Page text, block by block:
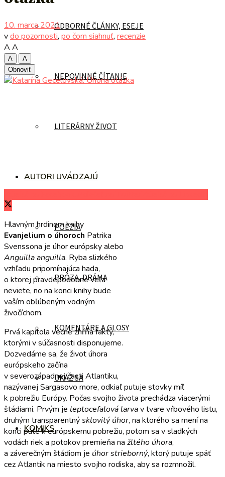
ODBORNÉ ČLÁNKY, ESEJE
NEPOVINNÉ ČÍTANIE
LITERÁRNY ŽIVOT
AUTORI UVÁDZAJÚ
POÉZIA
PRÓZA, DRÁMA
KOMENTÁRE A GLOSY
UKÁŽ SA
KOMIKS
10. marca 2021
vdo pozornosti, po čom siahnuť, recenzie
A A
A
A
Obnoviť
Hlavným hrdinom knihy
Evanjelium o úhoroch Patrika
Svenssona je úhor európsky alebo
Anguilla anguilla. Ryba slizkého
vzhľadu pripomínajúca hada,
o ktorej pravdepodobne veľa
neviete, no na konci knihy bude
vaším obľúbeným vodným
živočíchom.
Prvá kapitola vecne zhŕňa fakty,
ktorými v súčasnosti disponujeme.
Dozvedáme sa, že život úhora
európskeho začína
v severozápadnej časti Atlantiku,
nazývanej Sargasovo more, odkiaľ putuje stovky míľ
k pobrežiu Európy. Počas svojho života prechádza viacerými
štádiami. Prvým je leptocefalová larvav tvare vŕbového listu,
druhým transparentnýsklovitý úhor, na ktorého sa mení na
konci púte k európskemu pobrežiu, potom sa v sladkých
vodách riek a potokov premieňa na žltého úhora,
a záverečným štádiom je úhor strieborný, ktorý putuje späť
cez Atlantik na miesto svojho rodiska, aby sa rozmnožil.